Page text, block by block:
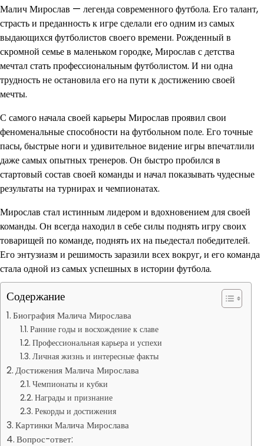
Малич Мирослав — легенда современного футбола. Его талант,
страсть и преданность к игре сделали его одним из самых
выдающихся футболистов своего времени. Рожденный в
скромной семье в маленьком городке, Мирослав с детства
мечтал стать профессиональным футболистом. И ни одна
трудность не остановила его на пути к достижению своей
мечты.
С самого начала своей карьеры Мирослав проявил свои
феноменальные способности на футбольном поле. Его точные
пасы, быстрые ноги и удивительное видение игры впечатлили
даже самых опытных тренеров. Он быстро пробился в
стартовый состав своей команды и начал показывать чудесные
результаты на турнирах и чемпионатах.
Мирослав стал истинным лидером и вдохновением для своей
команды. Он всегда находил в себе силы поднять игру своих
товарищей по команде, поднять их на пьедестал победителей.
Его энтузиазм и решимость заразили всех вокруг, и его команда
стала одной из самых успешных в истории футбола.
Содержание
Биография Малича Мирослава
Ранние годы и восхождение к славе
Профессиональная карьера и успехи
Личная жизнь и интересные факты
Достижения Малича Мирослава
Чемпионаты и кубки
Награды и признание
Рекорды и достижения
Картинки Малича Мирослава
Вопрос-ответ: